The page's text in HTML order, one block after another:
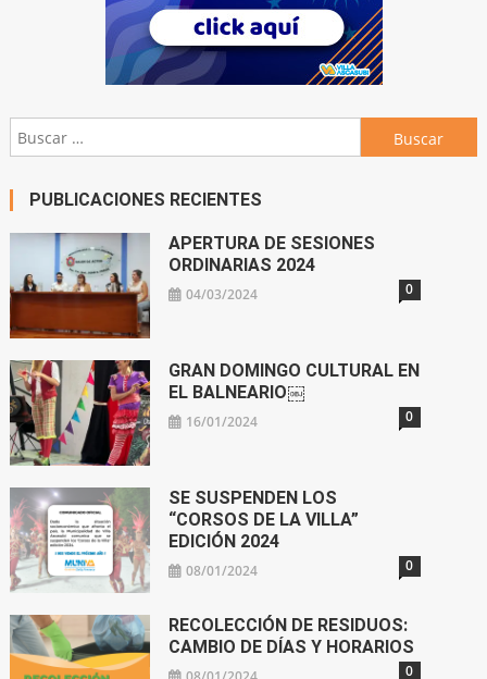
Buscar:
PUBLICACIONES RECIENTES
APERTURA DE SESIONES
ORDINARIAS 2024
04/03/2024 0
GRAN DOMINGO CULTURAL EN
EL BALNEARIO￼
16/01/2024 0
SE SUSPENDEN LOS
“CORSOS DE LA VILLA”
EDICIÓN 2024
08/01/2024 0
RECOLECCIÓN DE RESIDUOS:
CAMBIO DE DÍAS Y HORARIOS
0